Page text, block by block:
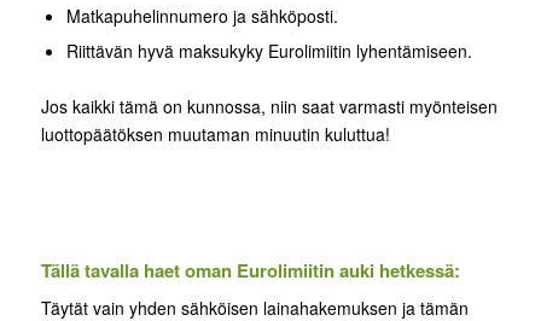
Matkapuhelinnumero ja sähköposti.
Riittävän hyvä maksukyky Eurolimiitin lyhentämiseen.
Jos kaikki tämä on kunnossa, niin saat varmasti myönteisen
luottopäätöksen muutaman minuutin kuluttua!
Tällä tavalla haet oman Eurolimiitin auki hetkessä:
Täytät vain yhden sähköisen lainahakemuksen ja tämän